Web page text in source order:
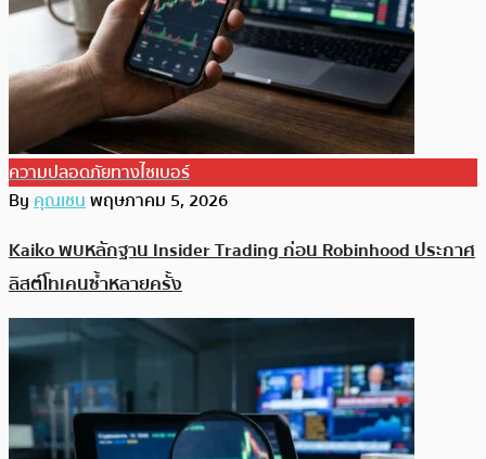
ความปลอดภัยทางไซเบอร์
Byคุณเชนพฤษภาคม 5, 2026
Kaiko พบหลักฐาน Insider Trading ก่อน Robinhood ประกาศ
ลิสต์โทเคนซ้ำหลายครั้ง